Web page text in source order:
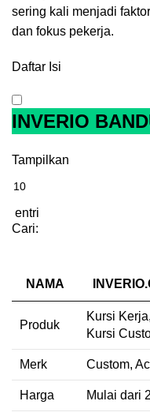
sering kali menjadi
dan fokus pekerja.
Daftar Isi
INVERIO
Tampilkan
entri
Cari:
NAMA
Produk
Kursi
Kursi
Merk Custom,
Harga Mulai dari